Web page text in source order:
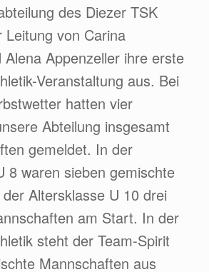
des Diezer TSK
von Carina
Appenzeller ihre erste
Veranstaltung aus. Bei
hatten vier
Abteilung insgesamt
gemeldet. In der
8 waren sieben gemischte
Altersklasse U 10 drei
am Start. In der
steht der Team-Spirit
Mannschaften aus